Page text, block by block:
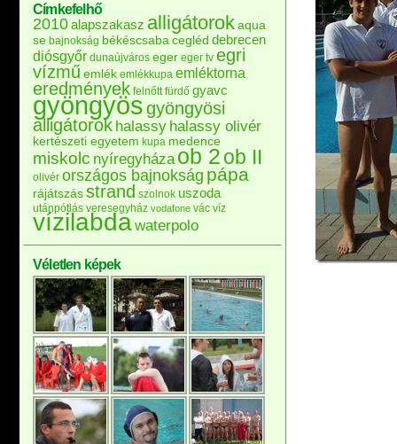
Címkefelhő
2010alapszakasz alligátorokaqua
se bajnokság békéscsaba cegléd debrecen
diósgyőr dunaújváros eger eger tv egri
vízműemlék emlékkupa emléktorna
eredmények felnőtt fürdő gyavc
gyöngyösgyöngyösi
alligátorok halassy halassy olivér
kertészeti egyetem kupa medence
miskolc nyíregyháza ob 2ob II
olivér országos bajnokság pápa
rájátszás strand szolnok uszoda
utánpótlás veresegyház vodafone vác víz
vízilabdawaterpolo
Véletlen képek